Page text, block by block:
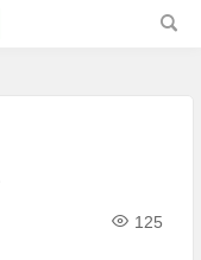
125